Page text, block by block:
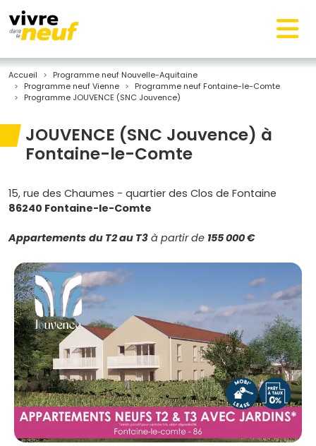
Accueil
Programme neuf Nouvelle-Aquitaine
Programme neuf Vienne
Programme neuf Fontaine-le-Comte
Programme JOUVENCE (SNC Jouvence)
JOUVENCE (SNC Jouvence) à
Fontaine-le-Comte
15, rue des Chaumes - quartier des Clos de Fontaine
86240 Fontaine-le-Comte
Appartements du T2 au T3 à partir de 155 000 €